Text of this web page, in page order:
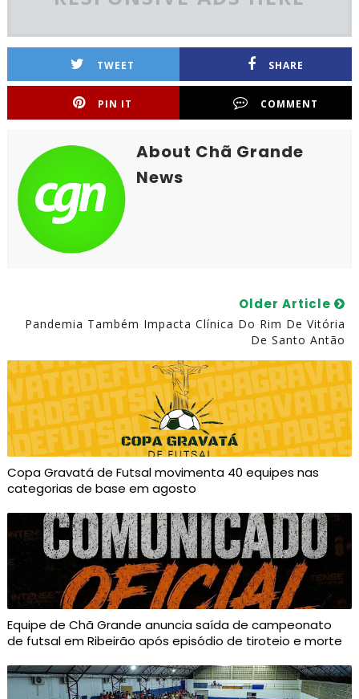
TWEET SHARE
PIN IT COMMENT
About Chã Grande
News
Older Article
Pandemia Também Impacta Clínica Do Rim De Vitória
De Santo Antão
Copa Gravatá de Futsal movimenta 40 equipes nas
categorias de base em agosto
Equipe de Chã Grande anuncia saída de campeonato
de futsal em Ribeirão após episódio de tiroteio e morte